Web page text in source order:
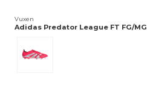
Vuxen
Adidas Predator League FT FG/MG